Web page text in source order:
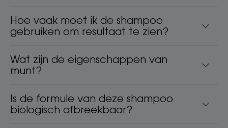
Hoe vaak moet ik de shampoo
gebruiken om resultaat te zien?
Wat zijn de eigenschappen van
munt?
Is de formule van deze shampoo
biologisch afbreekbaar?